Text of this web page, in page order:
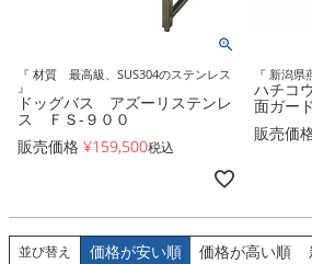
『 材質 最高級、SUS304のステンレス
』
ドッグバス アズーリステンレ
ス ＦＳ-９００
販売価格 ¥159,500税込
『 新潟県
ハチコ
面ガー
販売価
並び替え 価格が安い順 価格が高い順